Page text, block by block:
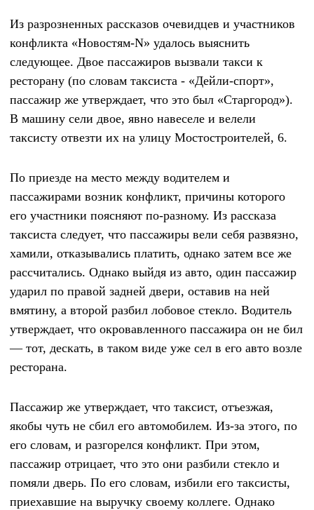
Из разрозненных рассказов очевидцев и участников
конфликта «Новостям-N» удалось выяснить
следующее. Двое пассажиров вызвали такси к
ресторану (по словам таксиста - «Дейли-спорт»,
пассажир же утверждает, что это был «Старгород»).
В машину сели двое, явно навеселе и велели
таксисту отвезти их на улицу Мостостроителей, 6.
По приезде на место между водителем и
пассажирами возник конфликт, причины которого
его участники поясняют по-разному. Из рассказа
таксиста следует, что пассажиры вели себя развязно,
хамили, отказывались платить, однако затем все же
рассчитались. Однако выйдя из авто, один пассажир
ударил по правой задней двери, оставив на ней
вмятину, а второй разбил лобовое стекло. Водитель
утверждает, что окровавленного пассажира он не бил
— тот, дескать, в таком виде уже сел в его авто возле
ресторана.
Пассажир же утверждает, что таксист, отъезжая,
якобы чуть не сбил его автомобилем. Из-за этого, по
его словам, и разгорелся конфликт. При этом,
пассажир отрицает, что это они разбили стекло и
помяли дверь. По его словам, избили его таксисты,
приехавшие на выручку своему коллеге. Однако